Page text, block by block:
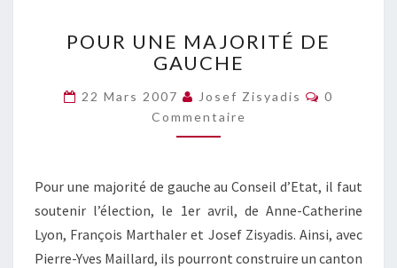
UNE
MAJORITÉ
GAUCHE
POUR UNE MAJORITÉ DE
GAUCHE
22 Mars 2007 Josef Zisyadis
0
Commentaire
Pour une majorité de gauche au Conseil d’Etat, il faut
soutenir l’élection, le 1er avril, de Anne-Catherine
Lyon, François Marthaler et Josef Zisyadis. Ainsi, avec
Pierre-Yves Maillard, ils pourront construire un canton